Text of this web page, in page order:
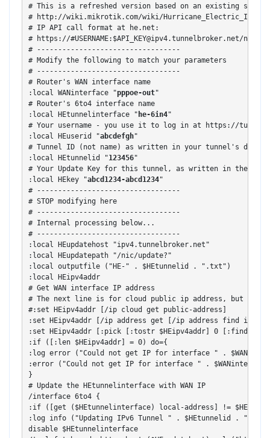
# This is a refreshed version based on an existing
# http://wiki.mikrotik.com/wiki/
# IP API call format at he.net:
# https://#USERNAME: $API_KEY@ipv4.tunnelbroker.net/nic/
# ----------------------------------
# Modify the following to match your parameters
# ----------------------------------
# Router's WAN interface name
:local WANinterface "pppoe-out"
# Router's 6to4 interface name
:local HEtunnelinterface " he-6in4"
# Your username - you use it to log in at https://
:local HEuserid "abcdefgh"
# Tunnel ID (not name) as written in your tunnel's
:local HEtunnelid "123456"
# Your Update Key for this tunnel, as written in the
:local HEkey "abcd1234-abcd1234"
# ----------------------------------
# STOP modifying here
# ----------------------------------
# Internal processing below...
# ----------------------------------
:local HEupdatehost "ipv4.tunnelbroker.net"
:local HEupdatepath "/nic/update?"
:local outputfile ("HE-" . $HEtunnelid . ".txt")
:local HEipv4addr
# Get WAN interface IP address
# The next line is for cloud public ip address, but in
#:set HEipv4addr [/ip cloud get public-address]
:set HEipv4addr [/ip address get [/ip address find
:set HEipv4addr [:pick [:tostr $HEipv4addr] 0 [:find
:if ([:len $HEipv4addr] = 0) do={
:log error ("Could not get IP for interface " .
:error ("Could not get IP for interface " .
}
# Update the HEtunnelinterface with WAN IP
/interface 6to4 {
:if ([get ($HEtunnelinterface) local-address] !=
:log info ("Updating IPv6 Tunnel " . $HEtunnelid . "
disable $HEtunnelinterface